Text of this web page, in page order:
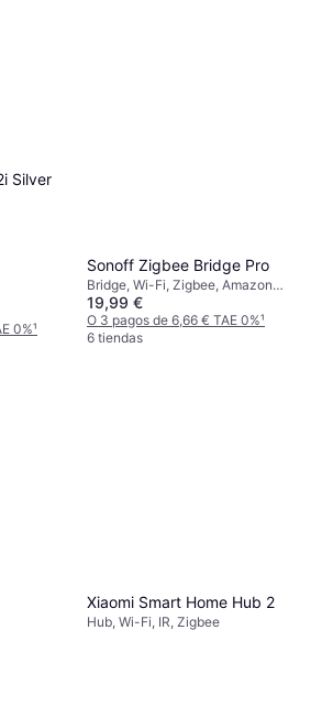
Silver
0%¹
Sonoff Zigbee Bridge Pro
Bridge, Wi-Fi, Zigbee, Amazon
Alexa, Google Home, Samsung
SmartThings
19,99 €
O 3 pagos de 6,66 € TAE 0%¹
6 tiendas
Xiaomi Smart Home Hub 2
Hub, Wi-Fi, IR, Zigbee